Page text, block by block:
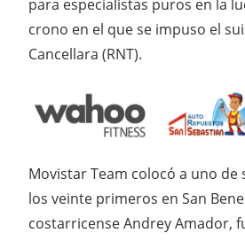
para especialistas puros en la
crono en el que se impuso el
Cancellara (RNT).
Movistar Team colocó a uno
los veinte primeros en San
costarricense Andrey Amador,